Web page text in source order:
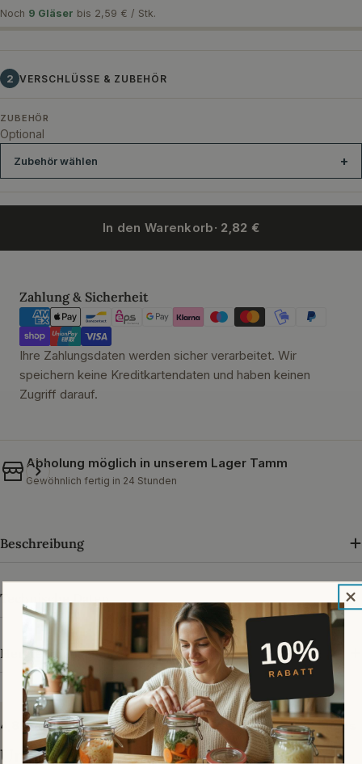
Noch 9 Gläser bis 2,59 € / Stk.
2 VERSCHLÜSSE & ZUBEHÖR
ZUBEHÖR
Optional
Zubehör wählen
In den Warenkorb· 2,82 €
Zahlung & Sicherheit
Zahlungsmethoden
Ihre Zahlungsdaten werden sicher verarbeitet. Wir
speichern keine Kreditkartendaten und haben keinen
Zugriff darauf.
Abholung möglich in unserem Lager Tamm
Gewöhnlich fertig in 24 Stunden
Beschreibung
Technische Daten
Herstellerangaben
4,89 von 5 · über 33.000 Bewertungen bei Trusted Shops
Unsere Kundenmeinungen